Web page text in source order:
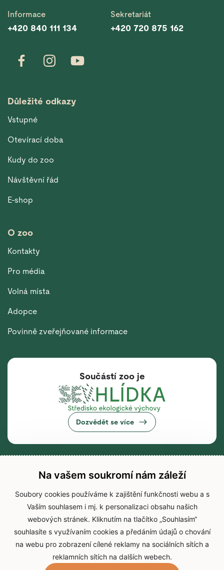
Informace
+420 840 111 134
Sekretariát
+420 720 875 162
Důležité odkazy
Vstupné
Otevírací doba
Kudy do zoo
Návštěvní řád
E-shop
O zoo
Kontakty
Pro média
Volná místa
Adopce
Povinně zveřejňované informace
Součástí zoo je
Dozvědět se více
Na vašem soukromí nám záleží
Soubory cookies používáme k zajištění funkčnosti webu a s
Vaším souhlasem i mj. k personalizaci obsahu našich
webových stránek. Kliknutím na tlačítko „Souhlasím“
souhlasíte s využívaním cookies a předáním údajů o chování
na webu pro zobrazení cílené reklamy na sociálních sítích a
reklamních sítích na dalších webech.